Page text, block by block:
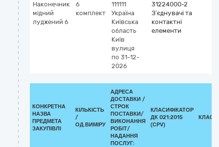
Наконечник
мідний
луджений 6
6
комплект
111111
Україна
Київська
область
Київ
вулиця
по 31-12-
2026
31224000-2
З’єднувачі та
контактні
елементи
КОНКРЕТНА
НАЗВА
ПРЕДМЕТА
ЗАКУПІВЛІ
КІЛЬКІСТЬ
/
ОД.ВИМІРУ
АДРЕСА
ДОСТАВКИ /
СТРОК
ПОСТАВКИ/
ВИКОНАННЯ
РОБІТ/
НАДАННЯ
ПОСЛУГ:
КЛАСИФІКАТОР
ДК 021:2015
(CPV)